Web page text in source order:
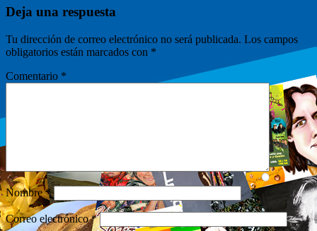
Deja una respuesta
Tu dirección de correo electrónico no será publicada. Los campos
obligatorios están marcados con *
Comentario *
Nombre*
Correo electrónico*